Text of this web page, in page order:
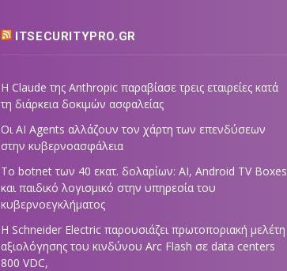
ITSECURITYPRO.GR
Η Claude της Anthropic παραβίασε τρεις εταιρείες κατά
τη διάρκεια δοκιμών ασφαλείας
Οι AI Agents αλλάζουν τον χάρτη των επενδύσεων
στην κυβερνοασφάλεια
Το botnet των 40 εκατ. δολαρίων: AI, Android TV Boxes
και παιδικό λογισμικό στην υπηρεσία του
κυβερνοεγκλήματος
Η Schneider Electric παρουσιάζει πρωτοποριακή μελέτη
αξιολόγησης του κινδύνου Arc Flash σε data centers
800 VDC,